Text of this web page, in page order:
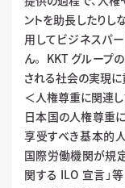
ントを助長したりし
用してビジネスパ
ん。 KKT グループ
される社会の実現に
＜人権尊重に関連
日本国の人権尊重
享受すべき基本的
国際労働機関が規
関する ILO 宣言」